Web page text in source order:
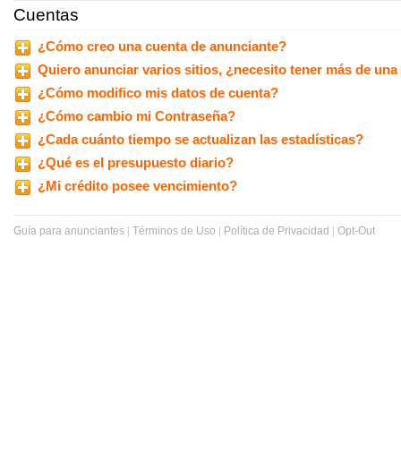
Cuentas
¿Cómo creo una cuenta de anunciante?
Quiero anunciar varios sitios, ¿necesito tener más de
¿Cómo modifico mis datos de cuenta?
¿Cómo cambio mi Contraseña?
¿Cada cuánto tiempo se actualizan las estadísticas?
¿Qué es el presupuesto diario?
¿Mi crédito posee vencimiento?
Guía para anunciantes Términos de Uso Política de Privacidad Opt-Out